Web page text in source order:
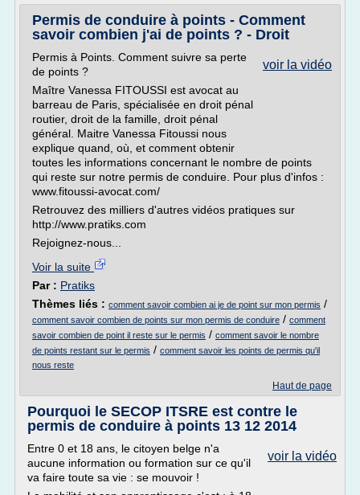
Permis de conduire à points - Comment
savoir combien j'ai de points ? - Droit
voir la vidéo
Permis à Points. Comment suivre sa perte
de points ?
Maître Vanessa FITOUSSI est avocat au
barreau de Paris, spécialisée en droit pénal
routier, droit de la famille, droit pénal
général. Maitre Vanessa Fitoussi nous
explique quand, où, et comment obtenir
toutes les informations concernant le nombre de points
qui reste sur notre permis de conduire. Pour plus d'infos :
www.fitoussi-avocat.com/
Retrouvez des milliers d'autres vidéos pratiques sur
http://www.pratiks.com
Rejoignez-nous...
Voir la suite
Par : Pratiks
Thèmes liés : comment savoir combien ai je de point sur mon permis /
comment savoir combien de points sur mon permis de conduire / comment
savoir combien de point il reste sur le permis / comment savoir le nombre
de points restant sur le permis / comment savoir les points de permis qu'il
nous reste
Haut de page
Pourquoi le SECOP ITSRE est contre le
permis de conduire à points 13 12 2014
voir la vidéo
Entre 0 et 18 ans, le citoyen belge n'a
aucune information ou formation sur ce qu'il
va faire toute sa vie : se mouvoir !